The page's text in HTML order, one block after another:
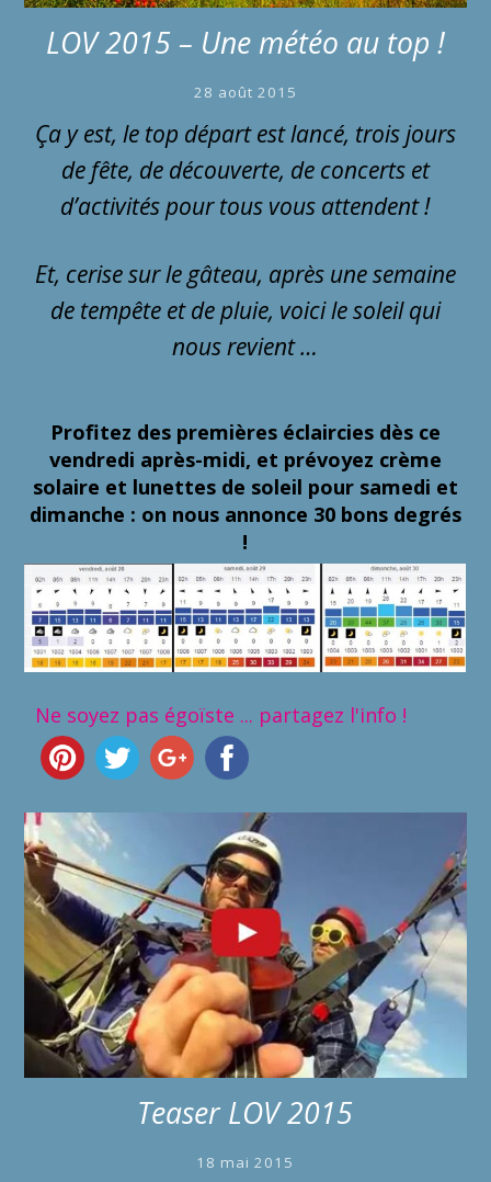
LOV 2015 – Une météo au top !
28 août 2015
Ça y est, le top départ est lancé, trois jours
de fête, de découverte, de concerts et
d’activités pour tous vous attendent !
Et, cerise sur le gâteau, après une semaine
de tempête et de pluie, voici le soleil qui
nous revient …
Profitez des premières éclaircies dès ce
vendredi après-midi, et prévoyez crème
solaire et lunettes de soleil pour samedi et
dimanche : on nous annonce 30 bons degrés
!
Ne soyez pas égoïste ... partagez l'info !
Teaser LOV 2015
18 mai 2015